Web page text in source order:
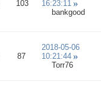
103
16:23:11
bankgood
87
2018-05-06
10:21:44
Torr76